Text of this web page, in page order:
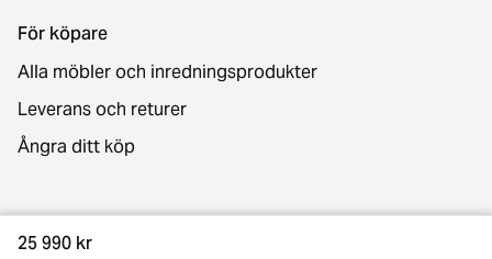
25 990 kr
För köpare
Alla möbler och inredningsprodukter
Leverans och returer
Ångra ditt köp
Kontakt